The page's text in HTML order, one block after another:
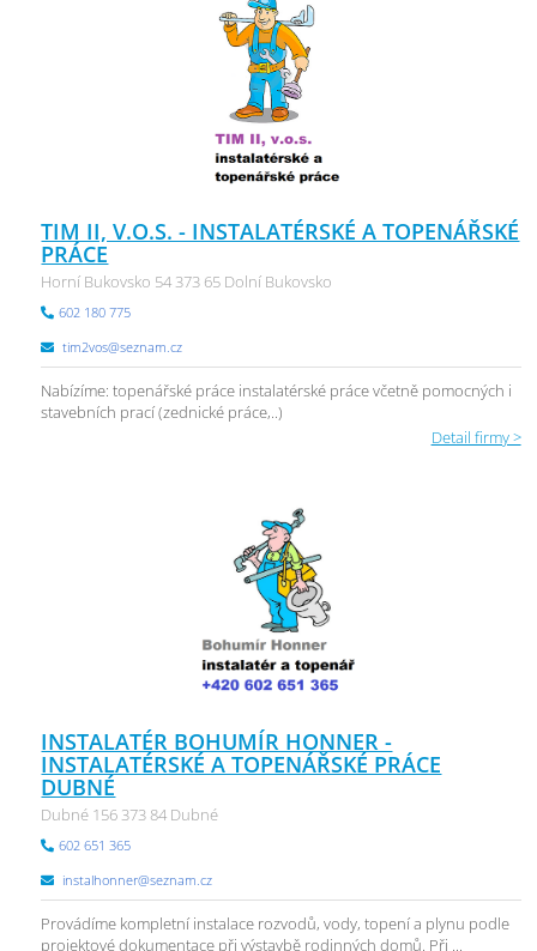
TIM II, V.O.S. - INSTALATÉRSKÉ A TOPENÁŘSKÉ
PRÁCE
Horní Bukovsko 54 373 65 Dolní Bukovsko
602 180 775
tim2vos@seznam.cz
Nabízíme: topenářské práce instalatérské práce včetně pomocných i
stavebních prací (zednické práce,..)
Detail firmy >
INSTALATÉR BOHUMÍR HONNER -
INSTALATÉRSKÉ A TOPENÁŘSKÉ PRÁCE
DUBNÉ
Dubné 156 373 84 Dubné
602 651 365
instalhonner@seznam.cz
Provádíme kompletní instalace rozvodů, vody, topení a plynu podle
projektové dokumentace při výstavbě rodinných domů. Při ...